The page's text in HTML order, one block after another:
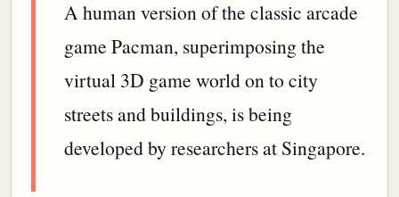
A human version of the classic arcade
game Pacman, superimposing the
virtual 3D game world on to city
streets and buildings, is being
developed by researchers at Singapore.